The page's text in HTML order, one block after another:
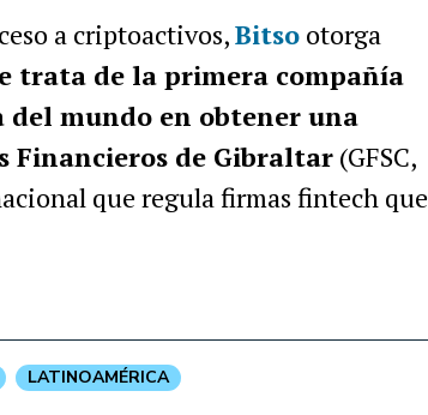
a criptoactivos,Bitsootorga
trata de la primera compañía
del mundo en obtener una
Financieros de Gibraltar(GFSC,
que regula firmas fintech que
LATINOAMÉRICA